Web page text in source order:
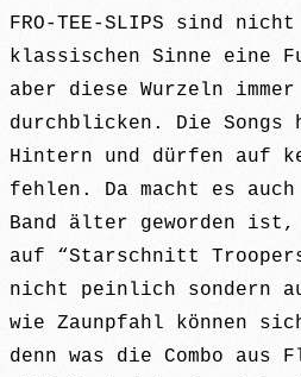
FRO-TEE-SLIPS sind
klassischen Sinne eine
aber diese Wurzeln
durchblicken. Die Songs
Hintern und dürfen auf
fehlen. Da macht es
Band älter geworden ist,
auf “Starschnitt
nicht peinlich sondern
wie Zaunpfahl können
denn was die Combo aus